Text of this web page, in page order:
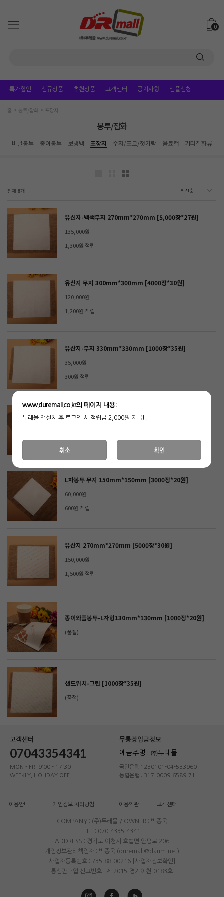
0
특가할인 신규상품 추천상품 고객센터 공지사항 샘플신청
홈 봉투/잡화 포장지
봉투/잡화
비닐봉투 종이봉투 보냉백 포장지 수저/포크/젓가락 음료컵 기타잡화류
전체 8개
유신자-백색무지 270mm*270mm [5,000장*27원]
135,000원
1,300원 적립
유산지 무지 300mm*300mm [4000장*30원]
120,000원
1,200원 적립
유산지-무지 330mm*330mm [1000장*35원]
35,000원
300원 적립
L자 봉투 무지 230mm*230mm [1000장*33원]
300원 적립
L자봉투 무지 150mm*150mm [3000장*20원]
60,000원
600원 적립
유산지 270mm*270mm [5000장*30원]
150,000원
1,500원 적립
종이와플봉투-L자형130mm*130mm [1000장*20원]
(품절)
샌드위치-그린 [1000장*35원]
(품절)
고객센터
07043354341
MON - FRI 9:00 - 17:30
WEEKLY, HOLIDAY OFF
무통장입금정보
예금주명 : ㈜두레몰
국민은행 : 230101-04-533960
농협은행 : 317-0009-6589-71
이용안내 개인정보 처리방침 이용약관 고객센터
COMPANY : (주)두레몰 / OWNER : 박종욱
TEL : 070-4335-4341
ADDRESS : 경기도 이천시 호법면 안평로 206
개인정보관리책임자 : 박종욱 (duremall@daum.net)
사업자등록번호 : 735-88-00216
[사업자정보확인]
통신판매업 신고번호 : 제 2015-경기이천-0183호
www.duremall.co.kr의 페이지 내용:
두레몰 앱설치 후 로그인 시 적립금 2,000원 지급!!
취소 확인